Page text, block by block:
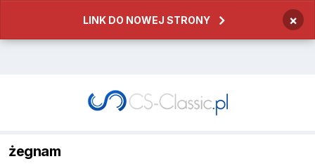
LINK DO NOWEJ STRONY ×
żegnam